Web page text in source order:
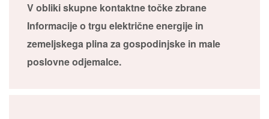
V obliki skupne kontaktne točke zbrane
Informacije o trgu električne energije in
zemeljskega plina za gospodinjske in male
poslovne odjemalce.